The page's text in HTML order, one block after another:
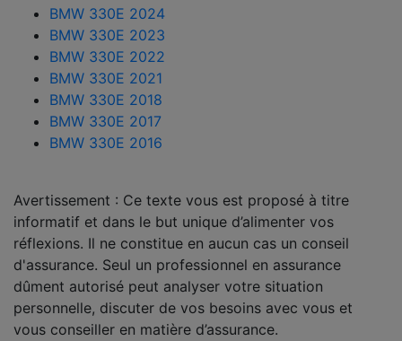
BMW 330E 2024
BMW 330E 2023
BMW 330E 2022
BMW 330E 2021
BMW 330E 2018
BMW 330E 2017
BMW 330E 2016
Avertissement : Ce texte vous est proposé à titre
informatif et dans le but unique d’alimenter vos
réflexions. Il ne constitue en aucun cas un conseil
d'assurance. Seul un professionnel en assurance
dûment autorisé peut analyser votre situation
personnelle, discuter de vos besoins avec vous et
vous conseiller en matière d’assurance.